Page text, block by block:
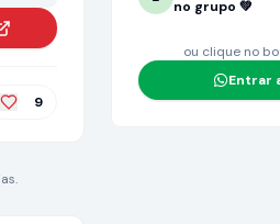
9
no grupo 💚
ou clique no
Entrar